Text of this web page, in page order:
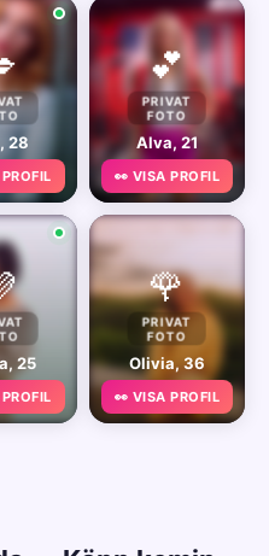
28
💕
PRIVAT
FOTO
Alva, 21
👀 VISA PROFIL
25
🌹
PRIVAT
FOTO
Olivia, 36
👀 VISA PROFIL